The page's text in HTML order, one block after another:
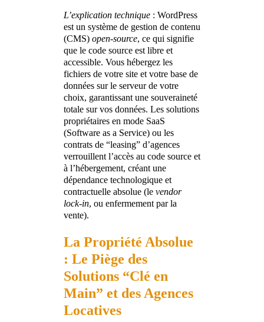
L’explication technique : WordPress
est un système de gestion de contenu
(CMS) open-source, ce qui signifie
que le code source est libre et
accessible. Vous hébergez les
fichiers de votre site et votre base de
données sur le serveur de votre
choix, garantissant une souveraineté
totale sur vos données. Les solutions
propriétaires en mode SaaS
(Software as a Service) ou les
contrats de “leasing” d’agences
verrouillent l’accès au code source et
à l’hébergement, créant une
dépendance technologique et
contractuelle absolue (le vendor
lock-in, ou enfermement par la
vente).
La Propriété Absolue
: Le Piège des
Solutions “Clé en
Main” et des Agences
Locatives